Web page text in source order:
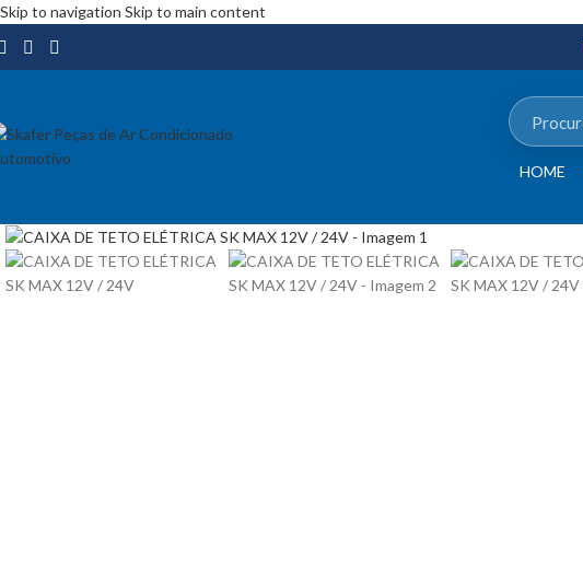
Skip to navigation Skip to main content
HOME